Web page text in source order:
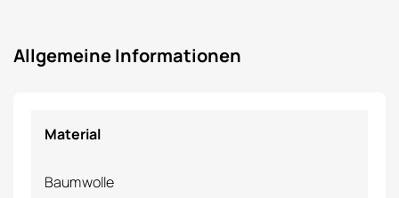
Allgemeine Informationen
Material
Baumwolle